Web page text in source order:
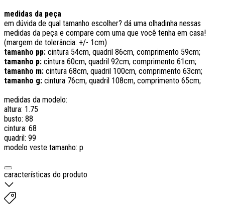
medidas da peça
em dúvida de qual tamanho escolher? dá uma olhadinha nessas
medidas da peça e compare com uma que você tenha em casa!
(margem de tolerância: +/- 1cm)
tamanho pp: cintura 54cm, quadril 86cm, comprimento 59cm;
tamanho p: cintura 60cm, quadril 92cm, comprimento 61cm;
tamanho m: cintura 68cm, quadril 100cm, comprimento 63cm;
tamanho g: cintura 76cm, quadril 108cm, comprimento 65cm;
medidas da modelo:
altura: 1.75
busto: 88
cintura: 68
quadril: 99
modelo veste tamanho: p
características do produto